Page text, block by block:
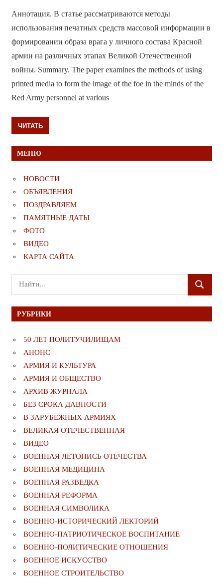
Аннотация. В статье рассматриваются методы
использования печатных средств массовой информации в
формировании образа врага у личного состава Красной
армии на различных этапах Великой Отечественной
войны. Summary. The paper examines the methods of using
printed media to form the image of the foe in the minds of the
Red Army personnel at various
ЧИТАТЬ
МЕНЮ
НОВОСТИ
ОБЪЯВЛЕНИЯ
ПОЗДРАВЛЯЕМ
ПАМЯТНЫЕ ДАТЫ
ФОТО
ВИДЕО
КАРТА САЙТА
Поиск
для:
ПОИСК
РУБРИКИ
50 ЛЕТ ПОЛИТУЧИЛИЩАМ
АНОНС
АРМИЯ И КУЛЬТУРА
АРМИЯ И ОБЩЕСТВО
АРХИВ ЖУРНАЛА
БЕЗ СРОКА ДАВНОСТИ
В ЗАРУБЕЖНЫХ АРМИЯХ
ВЕЛИКАЯ ОТЕЧЕСТВЕННАЯ
ВИДЕО
ВОЕННАЯ ЛЕТОПИСЬ ОТЕЧЕСТВА
ВОЕННАЯ МЕДИЦИНА
ВОЕННАЯ РАЗВЕДКА
ВОЕННАЯ РЕФОРМА
ВОЕННАЯ СИМВОЛИКА
ВОЕННО-ИСТОРИЧЕСКИЙ ЛЕКТОРИЙ
ВОЕННО-ПАТРИОТИЧЕСКОЕ ВОСПИТАНИЕ
ВОЕННО-ПОЛИТИЧЕСКИE ОТНОШЕНИЯ
ВОЕННОЕ ИСКУССТВО
ВОЕННОЕ СТРОИТЕЛЬСТВО